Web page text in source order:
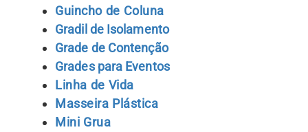
Guincho de Coluna
Gradil de Isolamento
Grade de Contenção
Grades para Eventos
Linha de Vida
Masseira Plástica
Mini Grua